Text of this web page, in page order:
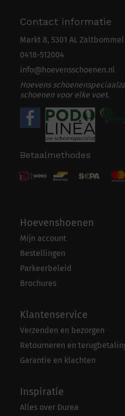
Contact informatie
Markt 8, 5301 AL Zaltbommel
0418-512004
info@hoevensschoenen.nl
Hoevens
schoenen voor elke voet.
Betaalmethodes
Hoevenshoenen
Mijn account
Bestellingen
Parkeerbeleid
Brochures
Klantenservice
Verzenden en bezorgen
Retourneren en
Garantie en klachten
Inspiratie
Alles over Durea